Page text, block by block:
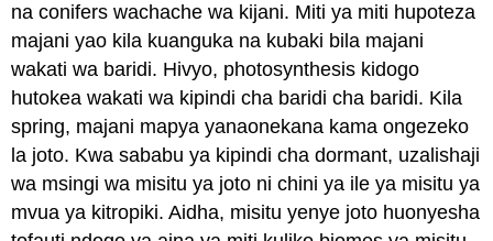
na conifers wachache wa kijani. Miti ya miti hupoteza
majani yao kila kuanguka na kubaki bila majani
wakati wa baridi. Hivyo, photosynthesis kidogo
hutokea wakati wa kipindi cha baridi cha baridi. Kila
spring, majani mapya yanaonekana kama ongezeko
la joto. Kwa sababu ya kipindi cha dormant, uzalishaji
wa msingi wa misitu ya joto ni chini ya ile ya misitu ya
mvua ya kitropiki. Aidha, misitu yenye joto huonyesha